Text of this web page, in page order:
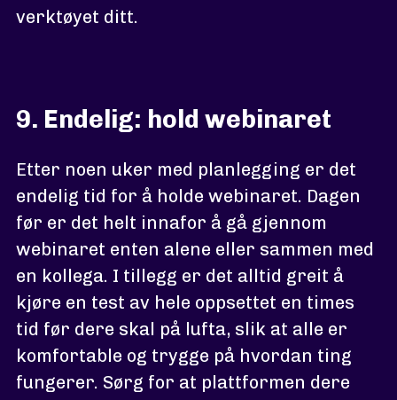
verktøyet ditt.
9. Endelig: hold webinaret
Etter noen uker med planlegging er det
endelig tid for å holde webinaret. Dagen
før er det helt innafor å gå gjennom
webinaret enten alene eller sammen med
en kollega. I tillegg er det alltid greit å
kjøre en test av hele oppsettet en times
tid før dere skal på lufta, slik at alle er
komfortable og trygge på hvordan ting
fungerer. Sørg for at plattformen dere